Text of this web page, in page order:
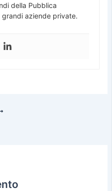
della Pubblica
grandi aziende private.